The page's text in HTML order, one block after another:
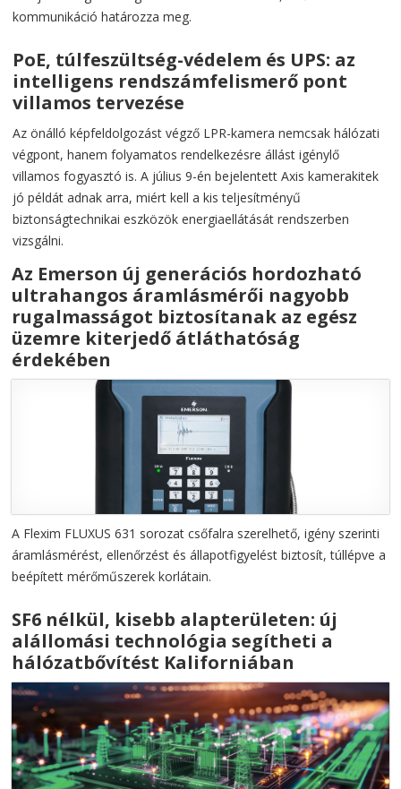
kommunikáció határozza meg.
PoE, túlfeszültség-védelem és UPS: az
intelligens rendszámfelismerő pont
villamos tervezése
Az önálló képfeldolgozást végző LPR-kamera nemcsak hálózati
végpont, hanem folyamatos rendelkezésre állást igénylő
villamos fogyasztó is. A július 9-én bejelentett Axis kamerakitek
jó példát adnak arra, miért kell a kis teljesítményű
biztonságtechnikai eszközök energiaellátását rendszerben
vizsgálni.
Az Emerson új generációs hordozható
ultrahangos áramlásmérői nagyobb
rugalmasságot biztosítanak az egész
üzemre kiterjedő átláthatóság
érdekében
A Flexim FLUXUS 631 sorozat csőfalra szerelhető, igény szerinti
áramlásmérést, ellenőrzést és állapotfigyelést biztosít, túllépve a
beépített mérőműszerek korlátain.
SF6 nélkül, kisebb alapterületen: új
alállomási technológia segítheti a
hálózatbővítést Kaliforniában